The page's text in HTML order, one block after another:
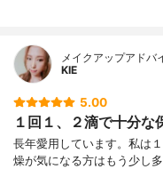
メイクアップアドバ
KIE
5.00
１回１、２滴で十分な
長年愛用しています。私は
燥が気になる方はもう少し